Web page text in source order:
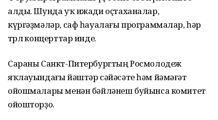
алды. Шунда уҡ ижади оҫтаханалар,
күргәҙмәләр, саф һауалағы программалар, һәр
төрлө концерттар инде.
Сараны Санкт-Питербургтың Росмолодеж
яҡлауындағы йәштәр сәйәсәте һәм йәмәғәт
ойошмалары менән бәйләнеш буйынса комитет
ойошторҙо.